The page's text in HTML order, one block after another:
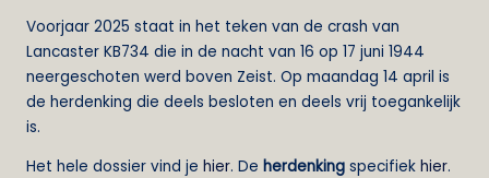
Voorjaar 2025 staat in het teken van de crash van
Lancaster KB734 die in de nacht van 16 op 17 juni 1944
neergeschoten werd boven Zeist. Op maandag 14 april is
de herdenking die deels besloten en deels vrij toegankelijk
is.
Het hele dossier vind je hier. De herdenking specifiek hier.